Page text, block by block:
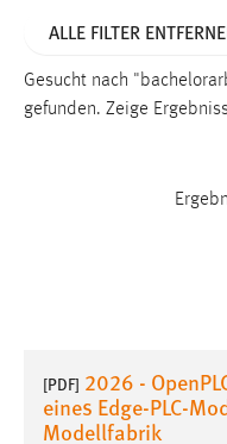
ALLE FILTER
Gesucht nach
gefunden. Zeige
[PDF] 2026 -
eines Edge-PLC-
Modellfabrik
Name:
Dieser Cookie
Performance
Name:
staticfilecache